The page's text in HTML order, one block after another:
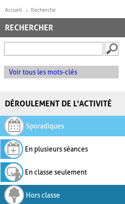
Accueil Recherche
RECHERCHER
Voir tous les mots-clés
DÉROULEMENT DE L'ACTIVITÉ
Sporadiques
En plusieurs séances
En classe seulement
Hors classe